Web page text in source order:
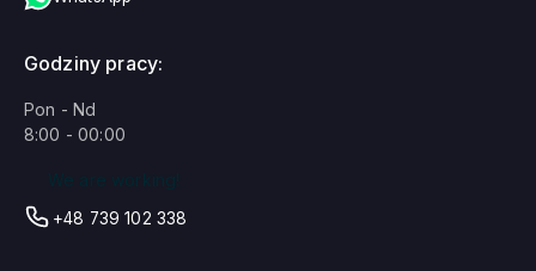
Godziny pracy:
Pon - Nd
8:00 - 00:00
+48 739 102 338